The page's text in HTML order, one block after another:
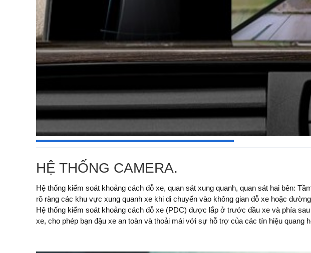
HỆ THỐNG CAMERA.
Hệ thống kiểm soát khoảng cách đỗ xe, quan sát xung quanh, quan sát hai bên:
rõ ràng các khu vực xung quanh xe khi di chuyển vào không gian đỗ xe hoặc
Hệ thống kiểm soát khoảng cách đỗ xe (PDC) được lắp ở trước đầu xe và phía sau
xe, cho phép bạn đậu xe an toàn và thoải mái với sự hỗ trợ của các tín hiệu quang
âm thanh. Camera quan sát xung quanh sẽ hiển thị trên màn hình điều khiển trung
góc nhìn từ trên cao xuống. Hệ thống camera hai bên đảm bảo tầm nhìn tốt hơn
khi tầm quan sát bị hạn chế tại các đường thoát. Camera phía sau hỗ trợ khi bạn lùi